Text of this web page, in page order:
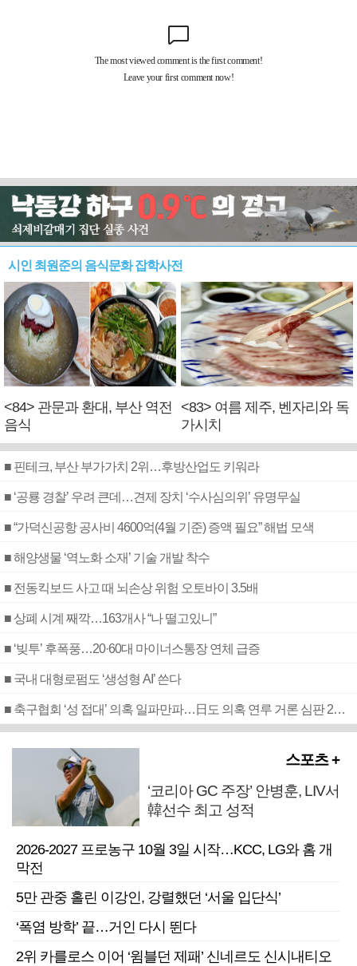
시인 최원준의 음식문화 잡학사전
<84> 관문과 환대, 부산 역전
음식
<83> 여름 제주, 벤자리와 독
가시치
■ 핀테크, 부산 부가가치 2위…후방산업도 키워라
■ ‘공룡 경찰’ 우려 큰데…견제 장치 ‘수사심의위’ 유명무실
■ “가덕신공항 공사비 4600억(4월 기준) 증액 필요” 해법 모색
■ 해양생물 ‘역노화 소재’ 기술 개발 착수
■ 전동킥보드 사고 때 뇌손상 위험 오토바이 3.5배
■ 상폐 시계 째깍…163개사 “나 떨고있니”
■ ‘빚투’ 후폭풍…20·60대 마이너스통장 연체 급증
■ 국내 대형로펌도 ‘생성형 AI’ 쓴다
■ 축구협회 ‘성 접대’ 의혹 일파만파…日도 의혹 연루 거론 심판 2명 조사
스포츠 +
‘코리아 GC 주장’ 안병훈, LIV서
韓선수 최고 성적
2026-2027 프로농구 10월 3일 시작…KCC, LG와 홈 개
막전
5만 관중 홀린 이강인, 강렬했던 ‘서울 입단식’
‘폭염 방학’ 끝…거인 다시 뛴다
2위 카를로스 이어 ‘윔블던 제패’ 신네르도 신시내티오